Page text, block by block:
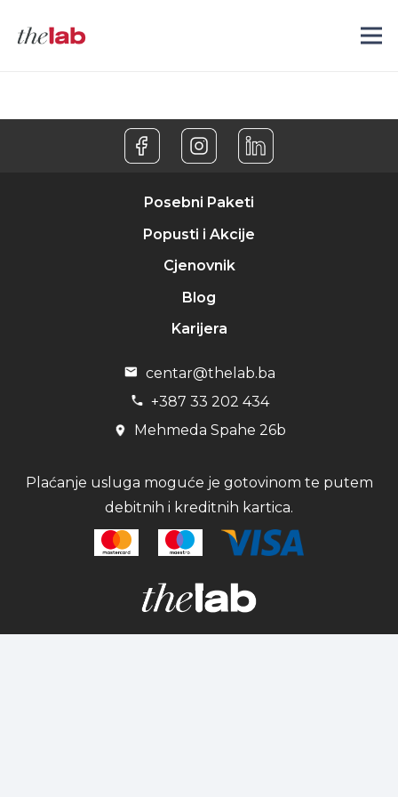
Posebni Paketi
Popusti i Akcije
Cjenovnik
Blog
Karijera
centar@thelab.ba
+387 33 202 434
Mehmeda Spahe 26b
Plaćanje usluga moguće je gotovinom te putem
debitnih i kreditnih kartica.